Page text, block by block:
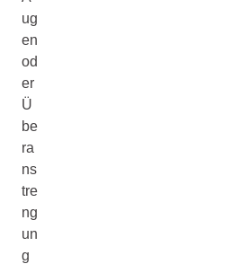
ug
en
od
er
Ü
be
ra
ns
tre
ng
un
g